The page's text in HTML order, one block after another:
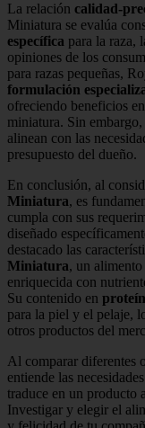
La relación calidad-
Miniatura se evalúa
específica para la raza,
opiniones de los
para razas pequeñas,
formulación
ofreciendo beneficios
miniatura. Sin
alinean con las
presupuesto del dueño.
En conclusión, al
Miniatura, es
cumpla con sus
diseñado
destacado las
Miniatura, un
enriquecida con
Su contenido en
para la piel y el pelaje,
otros productos del
Al comparar diferentes
entiende las
traduce en un producto
Investigar y elegir el